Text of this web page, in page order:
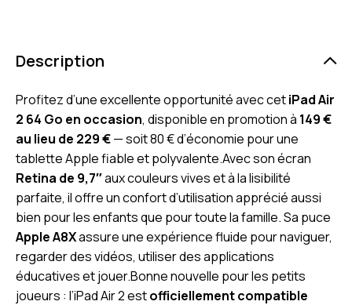
Description
Profitez d’une excellente opportunité avec cetiPad Air
2 64 Go en occasion, disponible en promotion à 149 €
au lieu de 229 €— soit 80 € d’économie pour une
tablette Apple fiable et polyvalente.Avec son écran
Retina de 9,7″aux couleurs vives et à la lisibilité
parfaite, il offre un confort d’utilisation apprécié aussi
bien pour les enfants que pour toute la famille. Sa puce
Apple A8Xassure une expérience fluide pour naviguer,
regarder des vidéos, utiliser des applications
éducatives et jouer.Bonne nouvelle pour les petits
joueurs : l’iPad Air 2 estofficiellement compatible